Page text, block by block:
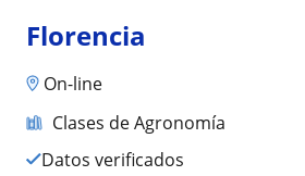
Florencia
On-line
Clases de Agronomía
Datos verificados